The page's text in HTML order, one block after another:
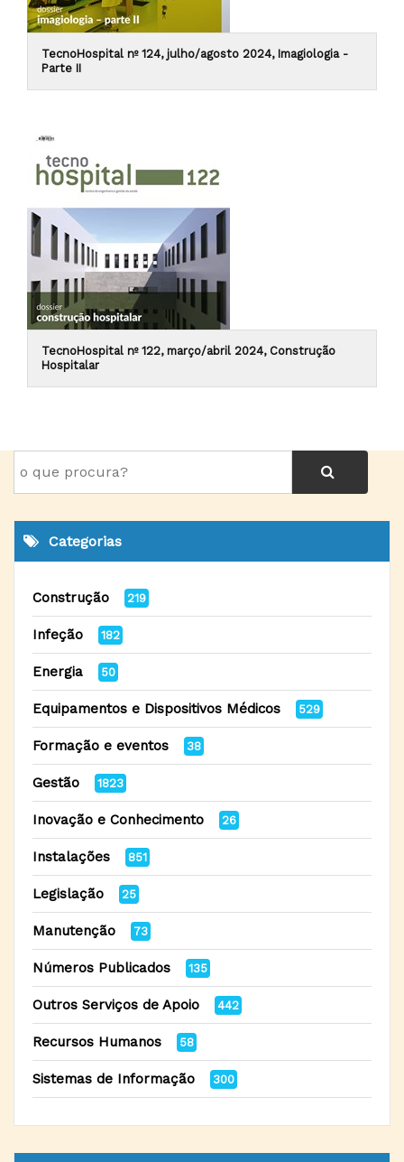
TecnoHospital nº 124, julho/agosto 2024, Imagiologia -
Parte II
TecnoHospital nº 122, março/abril 2024, Construção
Hospitalar
Categorias
Construção 219
Infeção 182
Energia 50
Equipamentos e Dispositivos Médicos 529
Formação e eventos 38
Gestão 1823
Inovação e Conhecimento 26
Instalações 851
Legislação 25
Manutenção 73
Números Publicados 135
Outros Serviços de Apoio 442
Recursos Humanos 58
Sistemas de Informação 300